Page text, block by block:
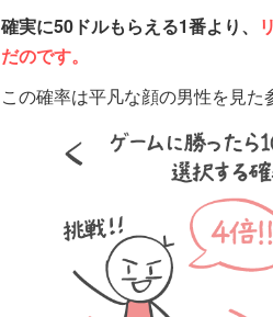
確実に50ドルもらえる1番より、
だのです。
この確率は平凡な顔の男性を見